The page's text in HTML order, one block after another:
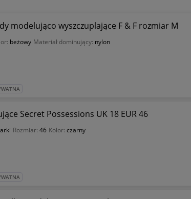
modelująco wyszczuplające F & F rozmiar M
beżowy Materiał dominujący: nylon
Secret Possessions UK 18 EUR 46
Rozmiar: 46 Kolor: czarny